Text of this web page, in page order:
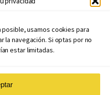
usamos cookies para
navegación. Si optas por no
estar limitadas.